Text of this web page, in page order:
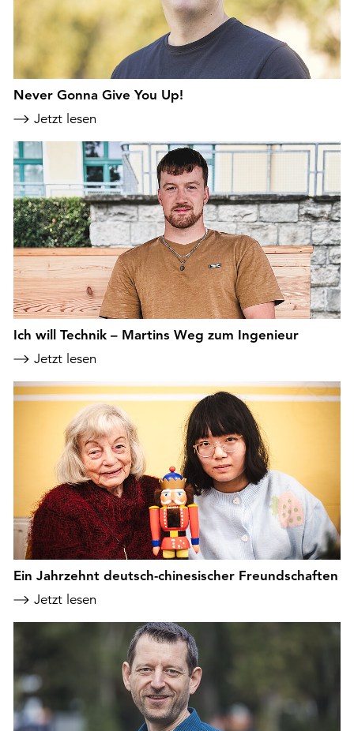
Never Gonna Give You Up!
Jetzt lesen
Ich will Technik – Martins Weg zum Ingenieur
Jetzt lesen
Ein Jahrzehnt deutsch-chinesischer Freundschaften
Jetzt lesen